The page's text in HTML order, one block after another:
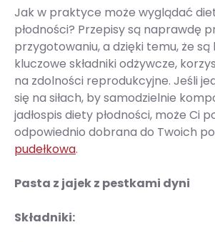
Jak w praktyce może wyglądać
płodności? Przepisy są naprawdę
przygotowaniu, a dzięki temu, że
kluczowe składniki odżywcze,
na zdolności reprodukcyjne. Jeśli
się na siłach, by samodzielnie
jadłospis diety płodności, może Ci
odpowiednio dobrana do Twoich
pudełkowa.
Pasta z jajek z pestkami dyni
Składniki: